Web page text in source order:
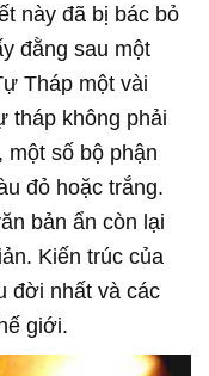
này đã bị bác bỏ
đằng sau một
Tháp một vài
tháp không phải
số bộ phận
đỏ hoặc trắng.
bản ẩn còn lại
Kiến trúc của
đời nhất và các
giới.